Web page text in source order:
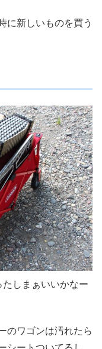
に新しいものを買う
しまぁいいかなー
のワゴンは汚れたら